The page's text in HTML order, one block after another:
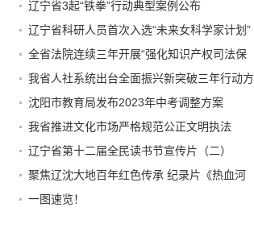
辽宁省3起“铁拳”行动典型案例公布
辽宁省科研人员首次入选“未来女科学家计划”
全省法院连续三年开展“强化知识产权司法保
护”专项活动
我省人社系统出台全面振兴新突破三年行动方
案
沈阳市教育局发布2023年中考调整方案
我省推进文化市场严格规范公正文明执法
辽宁省第十二届全民读书节宣传片（二）
聚焦辽沈大地百年红色传承 纪录片《热血河
山》即将播出
一图速览！